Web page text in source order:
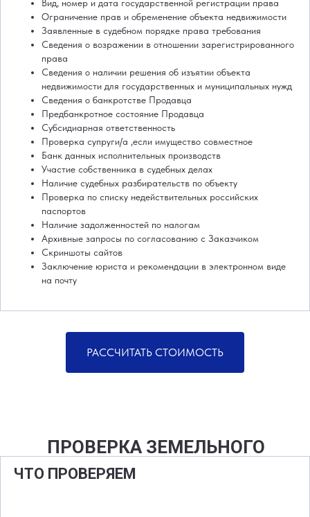
Вид, номер и дата государственной регистрации права
Ограничение прав и обременение объекта недвижимости
Заявленные в судебном порядке права требования
Сведения о возражении в отношении зарегистрированного
права
Сведения о наличии решения об изъятии объекта
недвижимости для государственных и муниципальных нужд
Сведения о банкротстве Продавца
Предбанкротное состояние Продавца
Субсидиарная ответственность
Проверка супруги/а ,если имущество совместное
Банк данных исполнительных производств
Участие собственника в судебных делах
Наличие судебных разбирательств по объекту
Проверка по списку недействительных российских
паспортов
Наличие задолженностей по налогам
Архивные запросы по согласованию с Заказчиком
Скриншоты сайтов
Заключение юриста и рекомендации в электронном виде
на почту
РАССЧИТАТЬ СТОИМОСТЬ
ПРОВЕРКА ЗЕМЕЛЬНОГО
УЧАСТКА
ЧТО ПРОВЕРЯЕМ